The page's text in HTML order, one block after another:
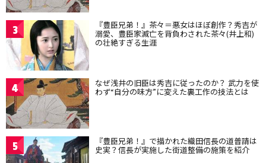
3 『豊臣兄弟！』茶々＝悪女はほぼ創作？秀吉が
溺愛、豊臣家滅亡を背負わされた茶々(井上和)
の壮絶すぎる生涯
4 なぜ浅井の旧臣は秀吉に従ったのか？ 武力を使
わず“自分の味方”に変えた裏工作の技法とは
5 『豊臣兄弟！』で描かれた織田信長の道普請は
史実？信長が実施した街道整備の施策を紹介